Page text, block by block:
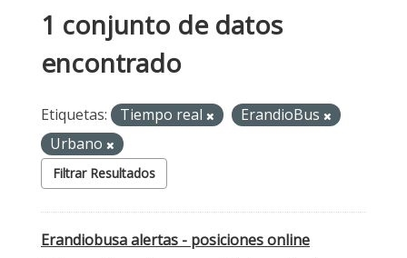
1 conjunto de datos
encontrado
Etiquetas: Tiempo real
ErandioBus
Urbano
Filtrar Resultados
Erandiobusa alertas - posiciones online